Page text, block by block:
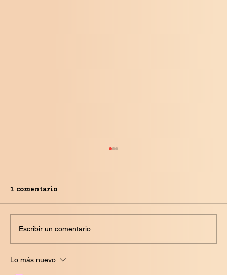
Consecuencias políticas del apagón
1 comentario
Escribir un comentario...
Lo más nuevo